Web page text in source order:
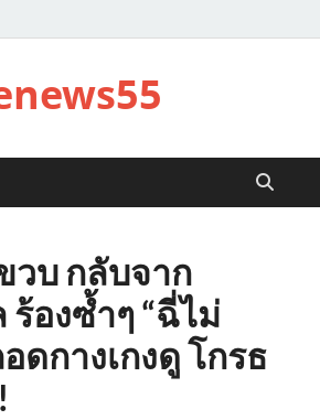
วบ กลับจาก
ร้องซ้ำๆ “ฉี่ไม่
ดกางเกงดู โกรธ